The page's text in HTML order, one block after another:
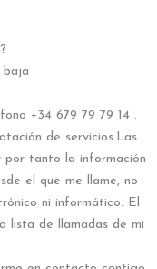
baja
+34 679 79 79 14 .
de servicios.Las
por tanto la información
el que me llame, no
ni informático. El
lista de llamadas de mi